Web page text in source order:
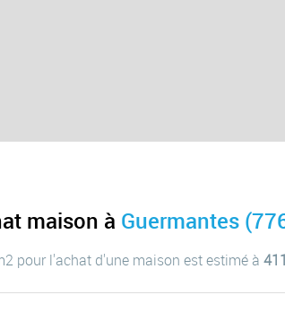
maison à Guermantes
pour l'achat d'une maison est estimé à